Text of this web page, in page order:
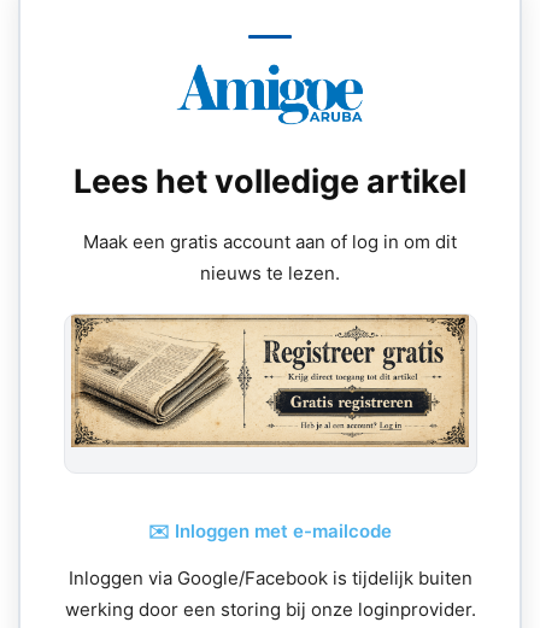
Lees het volledige artikel
Maak een gratis account aan of log in om dit
nieuws te lezen.
✉️ Inloggen met e-mailcode
Inloggen via Google/Facebook is tijdelijk buiten
werking door een storing bij onze loginprovider.